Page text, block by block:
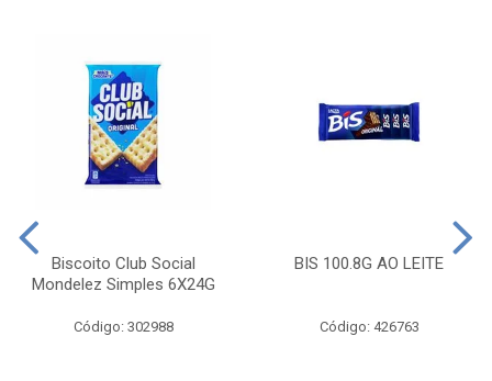
Biscoito Club Social
Mondelez Simples 6X24G
Código: 302988
BIS 100.8G AO LEITE
Código: 426763